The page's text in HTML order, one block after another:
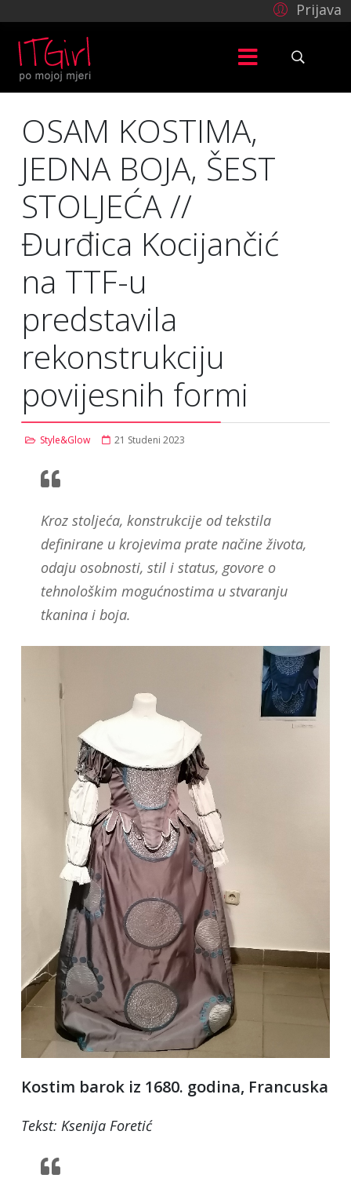
Prijava
OSAM KOSTIMA,
JEDNA BOJA, ŠEST
STOLJEĆA //
Đurđica Kocijančić
na TTF-u
predstavila
rekonstrukciju
povijesnih formi
Style&Glow 21 Studeni 2023
Kroz stoljeća, konstrukcije od tekstila
definirane u krojevima prate načine života,
odaju osobnosti, stil i status, govore o
tehnološkim mogućnostima u stvaranju
tkanina i boja.
Kostim barok iz 1680. godina, Francuska
Tekst: Ksenija Foretić